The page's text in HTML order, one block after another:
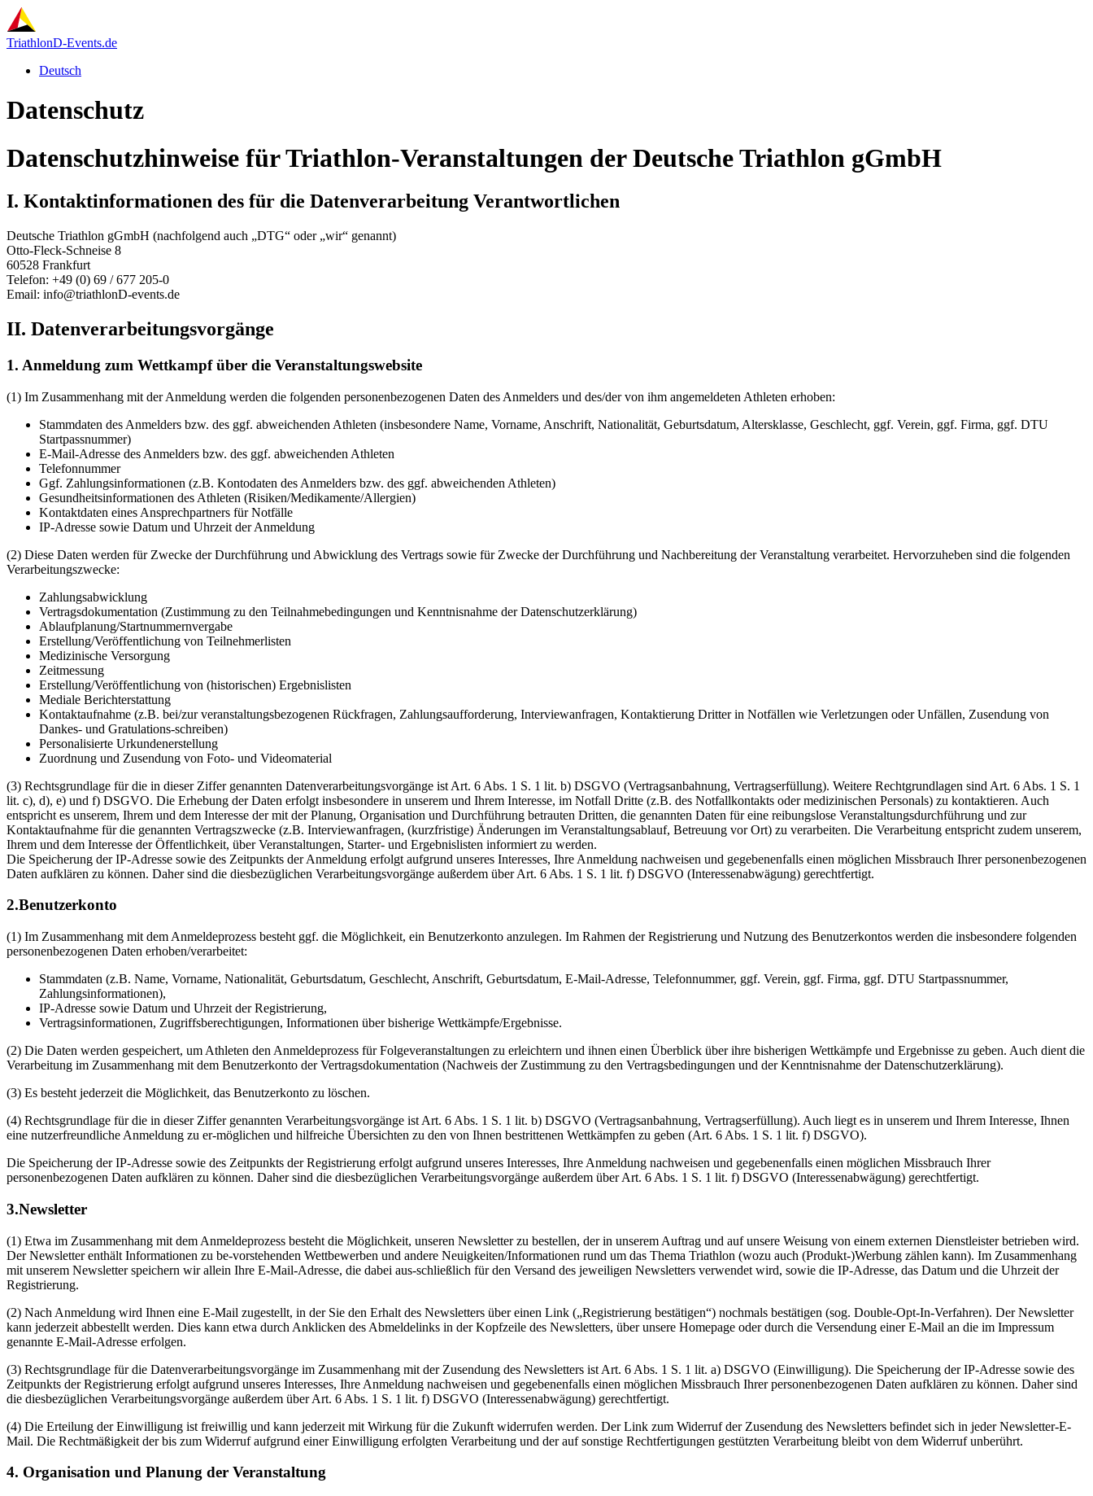
TriathlonD-Events.de
Deutsch
Datenschutz
Datenschutzhinweise für Triathlon-Veranstaltungen der Deutsche Triathlon gGmbH
I. Kontaktinformationen des für die Datenverarbeitung Verantwortlichen
Deutsche Triathlon gGmbH (nachfolgend auch „DTG“ oder „wir“ genannt)
Otto-Fleck-Schneise 8
60528 Frankfurt
Telefon: +49 (0) 69 / 677 205-0
Email: info@triathlonD-events.de
II. Datenverarbeitungsvorgänge
1. Anmeldung zum Wettkampf über die Veranstaltungswebsite
(1) Im Zusammenhang mit der Anmeldung werden die folgenden personenbezogenen Daten des Anmelders und des/der von ihm angemeldeten Athleten erhoben:
Stammdaten des Anmelders bzw. des ggf. abweichenden Athleten (insbesondere Name, Vorname, Anschrift, Nationalität, Geburtsdatum, Altersklasse, Geschlecht, ggf. Verein, ggf. Firma, ggf. DTU
Startpassnummer)
E-Mail-Adresse des Anmelders bzw. des ggf. abweichenden Athleten
Telefonnummer
Ggf. Zahlungsinformationen (z.B. Kontodaten des Anmelders bzw. des ggf. abweichenden Athleten)
Gesundheitsinformationen des Athleten (Risiken/Medikamente/Allergien)
Kontaktdaten eines Ansprechpartners für Notfälle
IP-Adresse sowie Datum und Uhrzeit der Anmeldung
(2) Diese Daten werden für Zwecke der Durchführung und Abwicklung des Vertrags sowie für Zwecke der Durchführung und Nachbereitung der Veranstaltung verarbeitet. Hervorzuheben sind die folgenden
Verarbeitungszwecke:
Zahlungsabwicklung
Vertragsdokumentation (Zustimmung zu den Teilnahmebedingungen und Kenntnisnahme der Datenschutzerklärung)
Ablaufplanung/Startnummernvergabe
Erstellung/Veröffentlichung von Teilnehmerlisten
Medizinische Versorgung
Zeitmessung
Erstellung/Veröffentlichung von (historischen) Ergebnislisten
Mediale Berichterstattung
Kontaktaufnahme (z.B. bei/zur veranstaltungsbezogenen Rückfragen, Zahlungsaufforderung, Interviewanfragen, Kontaktierung Dritter in Notfällen wie Verletzungen oder Unfällen, Zusendung von
Dankes- und Gratulations-schreiben)
Personalisierte Urkundenerstellung
Zuordnung und Zusendung von Foto- und Videomaterial
(3) Rechtsgrundlage für die in dieser Ziffer genannten Datenverarbeitungsvorgänge ist Art. 6 Abs. 1 S. 1 lit. b) DSGVO (Vertragsanbahnung, Vertragserfüllung). Weitere Rechtgrundlagen sind Art. 6 Abs. 1 S. 1
lit. c), d), e) und f) DSGVO. Die Erhebung der Daten erfolgt insbesondere in unserem und Ihrem Interesse, im Notfall Dritte (z.B. des Notfallkontakts oder medizinischen Personals) zu kontaktieren. Auch
entspricht es unserem, Ihrem und dem Interesse der mit der Planung, Organisation und Durchführung betrauten Dritten, die genannten Daten für eine reibungslose Veranstaltungsdurchführung und zur
Kontaktaufnahme für die genannten Vertragszwecke (z.B. Interviewanfragen, (kurzfristige) Änderungen im Veranstaltungsablauf, Betreuung vor Ort) zu verarbeiten. Die Verarbeitung entspricht zudem unserem,
Ihrem und dem Interesse der Öffentlichkeit, über Veranstaltungen, Starter- und Ergebnislisten informiert zu werden.
Die Speicherung der IP-Adresse sowie des Zeitpunkts der Anmeldung erfolgt aufgrund unseres Interesses, Ihre Anmeldung nachweisen und gegebenenfalls einen möglichen Missbrauch Ihrer personenbezogenen
Daten aufklären zu können. Daher sind die diesbezüglichen Verarbeitungsvorgänge außerdem über Art. 6 Abs. 1 S. 1 lit. f) DSGVO (Interessenabwägung) gerechtfertigt.
2.Benutzerkonto
(1) Im Zusammenhang mit dem Anmeldeprozess besteht ggf. die Möglichkeit, ein Benutzerkonto anzulegen. Im Rahmen der Registrierung und Nutzung des Benutzerkontos werden die insbesondere folgenden
personenbezogenen Daten erhoben/verarbeitet:
Stammdaten (z.B. Name, Vorname, Nationalität, Geburtsdatum, Geschlecht, Anschrift, Geburtsdatum, E-Mail-Adresse, Telefonnummer, ggf. Verein, ggf. Firma, ggf. DTU Startpassnummer,
Zahlungsinformationen),
IP-Adresse sowie Datum und Uhrzeit der Registrierung,
Vertragsinformationen, Zugriffsberechtigungen, Informationen über bisherige Wettkämpfe/Ergebnisse.
(2) Die Daten werden gespeichert, um Athleten den Anmeldeprozess für Folgeveranstaltungen zu erleichtern und ihnen einen Überblick über ihre bisherigen Wettkämpfe und Ergebnisse zu geben. Auch dient die
Verarbeitung im Zusammenhang mit dem Benutzerkonto der Vertragsdokumentation (Nachweis der Zustimmung zu den Vertragsbedingungen und der Kenntnisnahme der Datenschutzerklärung).
(3) Es besteht jederzeit die Möglichkeit, das Benutzerkonto zu löschen.
(4) Rechtsgrundlage für die in dieser Ziffer genannten Verarbeitungsvorgänge ist Art. 6 Abs. 1 S. 1 lit. b) DSGVO (Vertragsanbahnung, Vertragserfüllung). Auch liegt es in unserem und Ihrem Interesse, Ihnen
eine nutzerfreundliche Anmeldung zu er-möglichen und hilfreiche Übersichten zu den von Ihnen bestrittenen Wettkämpfen zu geben (Art. 6 Abs. 1 S. 1 lit. f) DSGVO).
Die Speicherung der IP-Adresse sowie des Zeitpunkts der Registrierung erfolgt aufgrund unseres Interesses, Ihre Anmeldung nachweisen und gegebenenfalls einen möglichen Missbrauch Ihrer
personenbezogenen Daten aufklären zu können. Daher sind die diesbezüglichen Verarbeitungsvorgänge außerdem über Art. 6 Abs. 1 S. 1 lit. f) DSGVO (Interessenabwägung) gerechtfertigt.
3.Newsletter
(1) Etwa im Zusammenhang mit dem Anmeldeprozess besteht die Möglichkeit, unseren Newsletter zu bestellen, der in unserem Auftrag und auf unsere Weisung von einem externen Dienstleister betrieben wird.
Der Newsletter enthält Informationen zu be-vorstehenden Wettbewerben und andere Neuigkeiten/Informationen rund um das Thema Triathlon (wozu auch (Produkt-)Werbung zählen kann). Im Zusammenhang
mit unserem Newsletter speichern wir allein Ihre E-Mail-Adresse, die dabei aus-schließlich für den Versand des jeweiligen Newsletters verwendet wird, sowie die IP-Adresse, das Datum und die Uhrzeit der
Registrierung.
(2) Nach Anmeldung wird Ihnen eine E-Mail zugestellt, in der Sie den Erhalt des Newsletters über einen Link („Registrierung bestätigen“) nochmals bestätigen (sog. Double-Opt-In-Verfahren). Der Newsletter
kann jederzeit abbestellt werden. Dies kann etwa durch Anklicken des Abmeldelinks in der Kopfzeile des Newsletters, über unsere Homepage oder durch die Versendung einer E-Mail an die im Impressum
genannte E-Mail-Adresse erfolgen.
(3) Rechtsgrundlage für die Datenverarbeitungsvorgänge im Zusammenhang mit der Zusendung des Newsletters ist Art. 6 Abs. 1 S. 1 lit. a) DSGVO (Einwilligung). Die Speicherung der IP-Adresse sowie des
Zeitpunkts der Registrierung erfolgt aufgrund unseres Interesses, Ihre Anmeldung nachweisen und gegebenenfalls einen möglichen Missbrauch Ihrer personenbezogenen Daten aufklären zu können. Daher sind
die diesbezüglichen Verarbeitungsvorgänge außerdem über Art. 6 Abs. 1 S. 1 lit. f) DSGVO (Interessenabwägung) gerechtfertigt.
(4) Die Erteilung der Einwilligung ist freiwillig und kann jederzeit mit Wirkung für die Zukunft widerrufen werden. Der Link zum Widerruf der Zusendung des Newsletters befindet sich in jeder Newsletter-E-
Mail. Die Rechtmäßigkeit der bis zum Widerruf aufgrund einer Einwilligung erfolgten Verarbeitung und der auf sonstige Rechtfertigungen gestützten Verarbeitung bleibt von dem Widerruf unberührt.
4. Organisation und Planung der Veranstaltung